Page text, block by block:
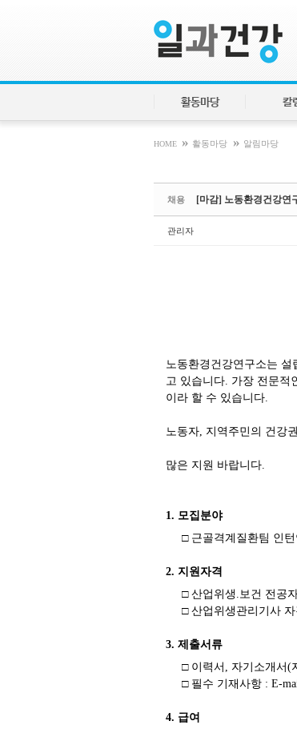
활동마당 칼
HOME » 활동마당 » 알림마당
채용 [마감] 노동환경건강연
관리자
노동환경건강연구소는
고 있습니다. 가장 전문적
이라 할 수 있습니다.
노동자, 지역주민의 건강
많은 지원 바랍니다.
1. 모집분야
□ 근골격계질환팀 인
2. 지원자격
□ 산업위생.보건 전공
□ 산업위생관리기사
3. 제출서류
□ 이력서, 자기소개서(
□ 필수 기재사항 : E-
4. 급여